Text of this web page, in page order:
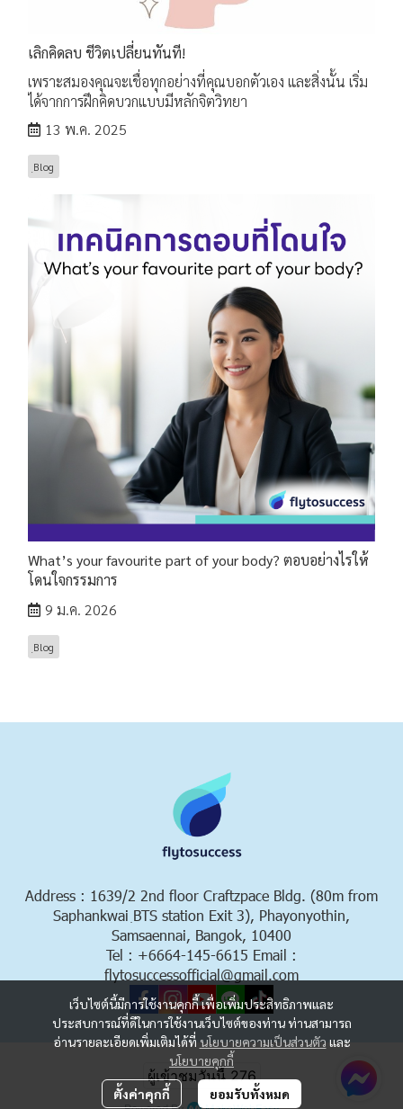
เลิกคิดลบ ชีวิตเปลี่ยนทันที!
เพราะสมองคุณจะเชื่อทุกอย่างที่คุณบอกตัวเอง และสิ่งนั้น เริ่ม
ได้จากการฝึกคิดบวกแบบมีหลักจิตวิทยา
13 พ.ค. 2025
ฺBlog
What’s your favourite part of your body? ตอบอย่างไรให้
โดนใจกรรมการ
9 ม.ค. 2026
ฺBlog
เว็บไซต์นี้มีการใช้งานคุกกี้ เพื่อเพิ่มประสิทธิภาพและ
ประสบการณ์ที่ดีในการใช้งานเว็บไซต์ของท่าน ท่านสามารถ
อ่านรายละเอียดเพิ่มเติมได้ที่ นโยบายความเป็นส่วนตัว และ
นโยบายคุกกี้
ตั้งค่าคุกกี้ ยอมรับทั้งหมด
Address : 1639/2 2nd floor Craftzpace Bldg. (80m from
Saphankwai ฺBTS station Exit 3), Phayonyothin,
Samsaennai, Bangok, 10400
Tel : +6664-145-6615 Email :
flytosuccessofficial@gmail.com
Copyright 2023 | All Rights Reserved | Powered by MWE
ผู้เข้าชมวันนี้276